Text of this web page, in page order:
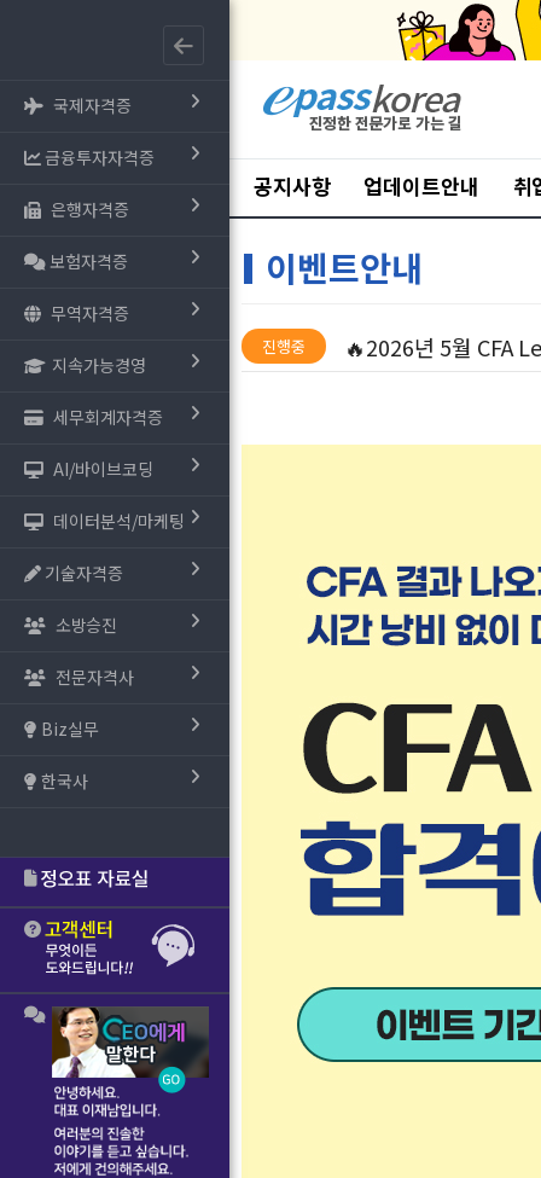
국제자격증
금융투자자격증
은행자격증
보험자격증
무역자격증
지속가능경영
세무회계자격증
AI/바이브코딩
데이터분석/마케팅
기술자격증
소방승진
전문자격사
Biz실무
한국사
공지사항 업데이트안내 취
이벤트안내
진행중 🔥2026년 5월 CFA